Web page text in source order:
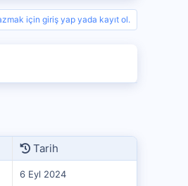
için giriş yap yada kayıt ol.
Tarih
6 Eyl 2024